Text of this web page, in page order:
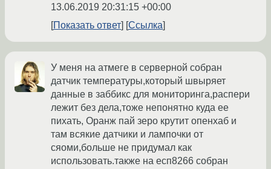
13.06.2019 20:31:15 +00:00
Показать ответ
Ссылка
У меня на атмеге в серверной собран
датчик температуры,который швыряет
данные в заббикс для мониторинга,распери
лежит без дела,тоже непонятно куда ее
пихать, Оранж пай зеро крутит опенхаб и
там всякие датчики и лампочки от
сяоми,больше не придумал как
использовать.также на есп8266 собран